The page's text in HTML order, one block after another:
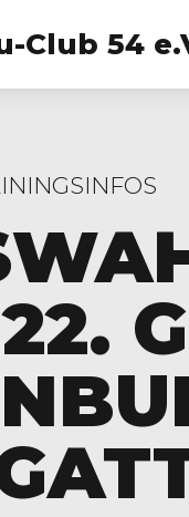
Club 54